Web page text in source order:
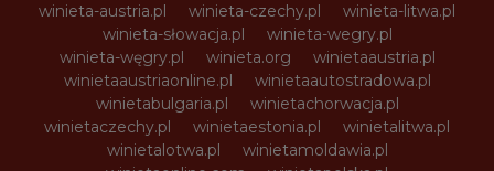
winieta-austria.pl
winieta-czechy.pl
winieta-litwa.pl
winieta-słowacja.pl
winieta-wegry.pl
winieta-węgry.pl
winieta.org
winietaaustria.pl
winietaaustriaonline.pl
winietaautostradowa.pl
winietabulgaria.pl
winietachorwacja.pl
winietaczechy.pl
winietaestonia.pl
winietalitwa.pl
winietalotwa.pl
winietamoldawia.pl